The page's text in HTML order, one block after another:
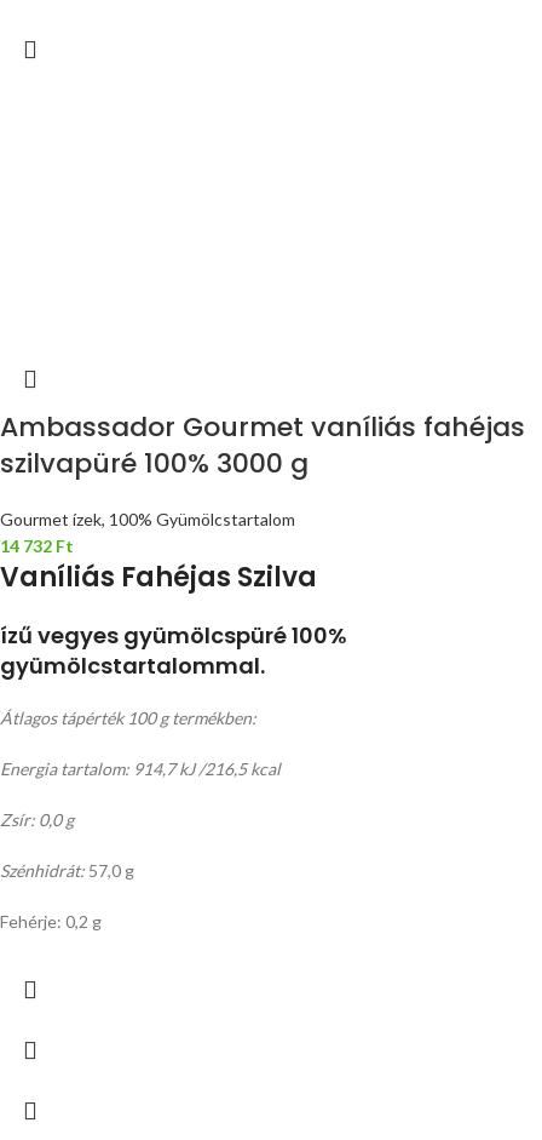
Ambassador Gourmet vaníliás fahéjas
szilvapüré 100% 3000 g
Gourmet ízek, 100% Gyümölcstartalom
14 732 Ft
Vaníliás Fahéjas Szilva
ízű vegyes gyümölcspüré 100%
gyümölcstartalommal.
Átlagos tápérték 100 g termékben:
Energia tartalom: 914,7 kJ /216,5 kcal
Zsír: 0,0 g
Szénhidrát: 57,0 g
Fehérje: 0,2 g